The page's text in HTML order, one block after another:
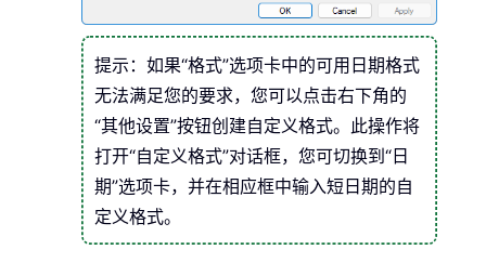
提示：如果“格式”选项卡中的可用日期格式
无法满足您的要求，您可以点击右下角的
“其他设置”按钮创建自定义格式。此操作将
打开“自定义格式”对话框，您可切换到“日
期”选项卡，并在相应框中输入短日期的自
定义格式。